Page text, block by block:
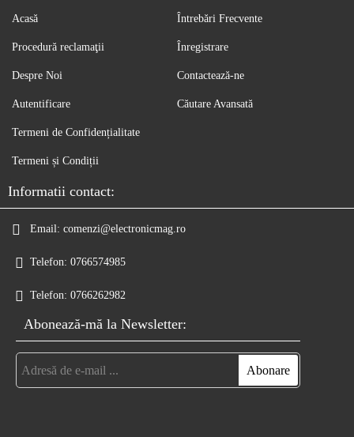
Acasă
Procedură reclamaţii
Despre Noi
Autentificare
Întrebări Frecvente
Înregistrare
Contactează-ne
Căutare Avansată
Termeni de Confidențialitate
Termeni și Condiții
Informatii contact:
Email: comenzi@electronicmag.ro
Telefon: 0766574985
Telefon: 0766262982
Abonează-mă la Newsletter: